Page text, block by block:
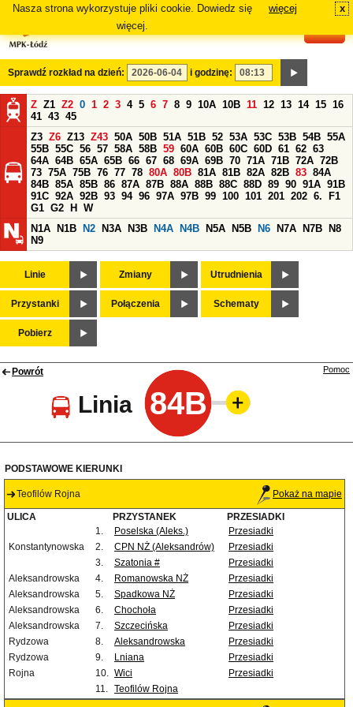
Nasza strona wykorzystuje pliki cookie. Dowiedz się
więcej.
więcej x
Sprawdź rozkład na dzień: i godzinę:
Z Z1 Z2 0 1 2 3 4 5 6 7 8 9 10A 10B 11 12 13 14 15 16
41 43 45
Z3 Z6 Z13 Z43 50A 50B 51A 51B 52 53A 53C 53B 54B 55A
55B 55C 56 57 58A 58B 59 60A 60B 60C 60D 61 62 63
64A 64B 65A 65B 66 67 68 69A 69B 70 71A 71B 72A 72B
73 75A 75B 76 77 78 80A 80B 81A 81B 82A 82B 83 84A
84B 85A 85B 86 87A 87B 88A 88B 88C 88D 89 90 91A 91B
91C 92A 92B 93 94 96 97A 97B 99 100 101 201 202 6.
F1
G1 G2 H
W
N1A
N1B N2 N3A N3B N4A N4B N5A N5B N6 N7A N7B
N8
N9
Linie Zmiany Utrudnienia
Przystanki Połączenia Schematy
Pobierz
Powrót
Linia 84B
Pomoc
PODSTAWOWE KIERUNKI
Teofilów Rojna Pokaż na mapie
ULICA PRZYSTANEK
PRZESIADKI
1.
Poselska (Aleks.)
Przesiadki
Konstantynowska
2. CPN NŻ (Aleksandrów)
Przesiadki
3.
Szatonia #
Przesiadki
Aleksandrowska
4. Romanowska NŻ
Przesiadki
Aleksandrowska
5. Spadkowa NŻ
Przesiadki
Aleksandrowska
6. Chochoła
Przesiadki
Aleksandrowska
7. Szczecińska
Przesiadki
Rydzowa
8. Aleksandrowska
Przesiadki
Rydzowa
9. Lniana
Przesiadki
Rojna
10. Wici
Przesiadki
11. Teofilów Rojna